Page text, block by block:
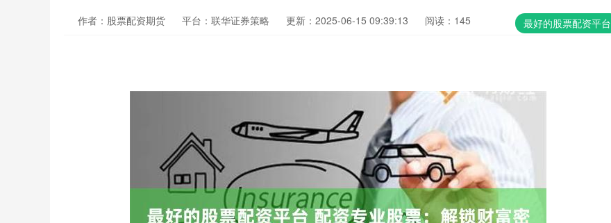
最好的股票配资平台
作者：股票配资期货 平台：联华证券策略 更新：2025-06-15 09:39:13 阅读：145